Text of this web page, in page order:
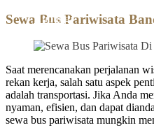
Hubungi
Sewa Bus Pariwisata
Saat merencanakan perjalanan
rekan kerja, salah satu aspek
adalah transportasi. Jika Anda
nyaman, efisien, dan dapat
sewa bus pariwisata mungkin